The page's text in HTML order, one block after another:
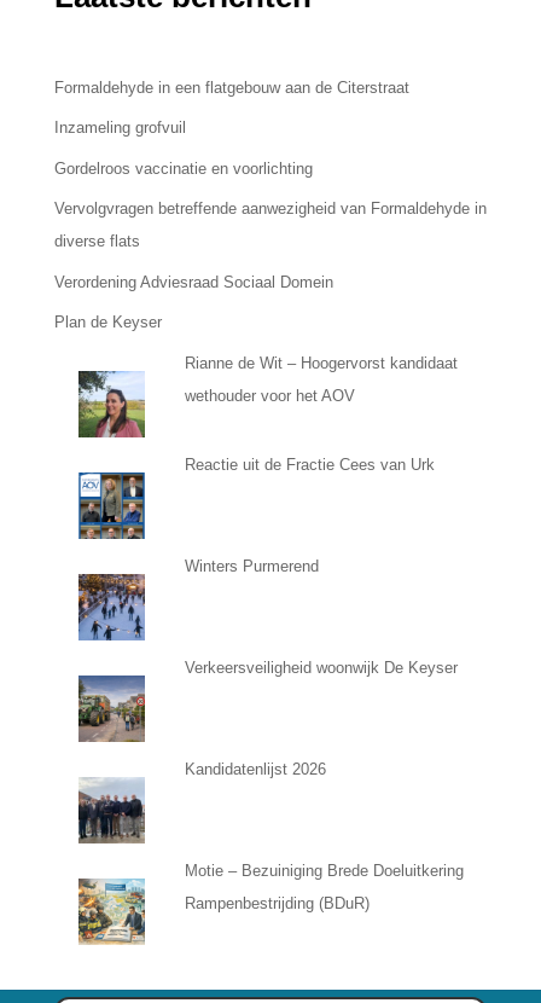
Formaldehyde in een flatgebouw aan de Citerstraat
Inzameling grofvuil
Gordelroos vaccinatie en voorlichting
Vervolgvragen betreffende aanwezigheid van Formaldehyde in
diverse flats
Verordening Adviesraad Sociaal Domein
Plan de Keyser
Rianne de Wit – Hoogervorst kandidaat
wethouder voor het AOV
Reactie uit de Fractie Cees van Urk
Winters Purmerend
Verkeersveiligheid woonwijk De Keyser
Kandidatenlijst 2026
Motie – Bezuiniging Brede Doeluitkering
Rampenbestrijding (BDuR)